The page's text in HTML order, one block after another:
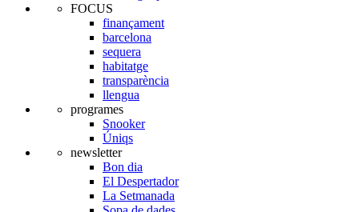
FOCUS
finançament
barcelona
sequera
habitatge
transparència
llengua
programes
Snooker
Úniqs
newsletter
Bon dia
El Despertador
La Setmanada